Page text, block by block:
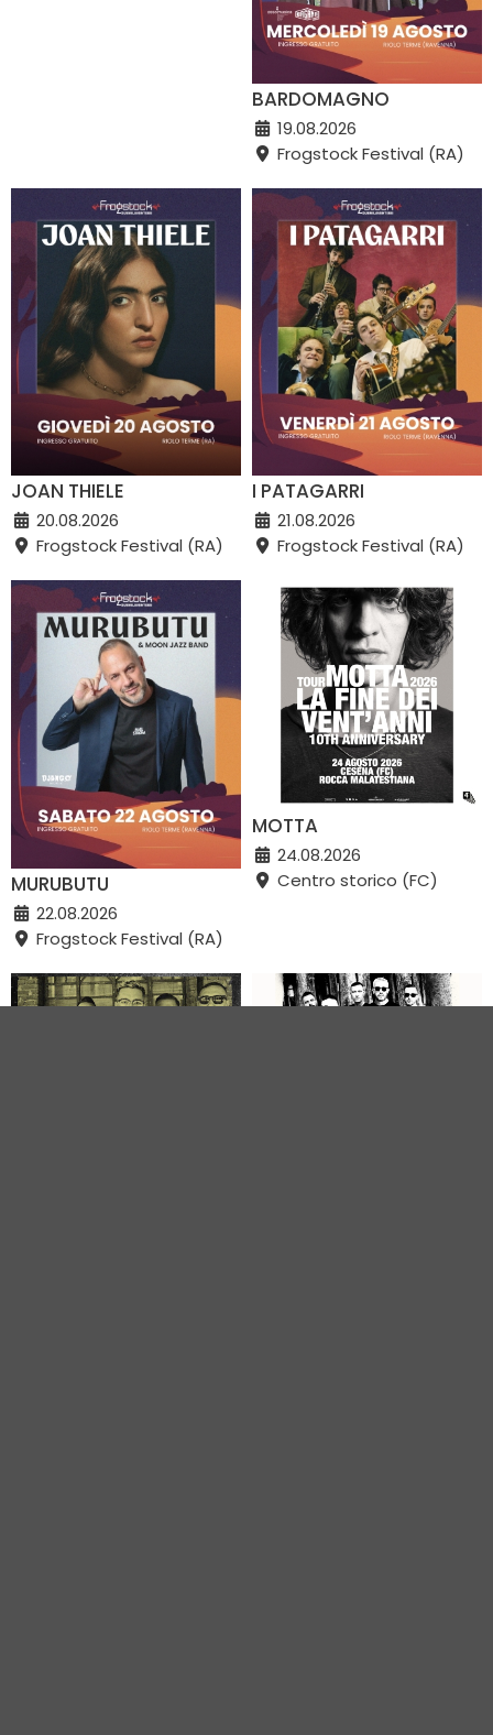
BARDOMAGNO
19.08.2026
Frogstock Festival (RA)
JOAN THIELE
20.08.2026
Frogstock Festival (RA)
I PATAGARRI
21.08.2026
Frogstock Festival (RA)
MURUBUTU
22.08.2026
Frogstock Festival (RA)
MOTTA
24.08.2026
Centro storico (FC)